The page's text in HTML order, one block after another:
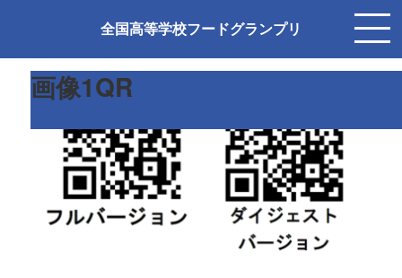
全国高等学校フードグランプリ
次の画像
画像1QR